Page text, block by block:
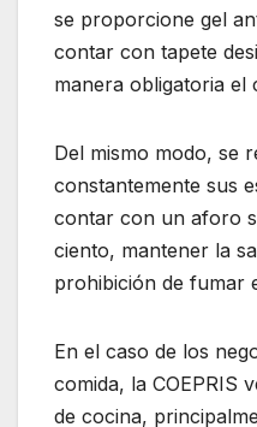
se proporcione gel
contar con tapete
manera obligatoria el
Del mismo modo, se
constantemente sus
contar con un aforo
ciento, mantener la
prohibición de fumar
En el caso de los
comida, la COEPRIS
de cocina,